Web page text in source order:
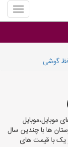
منوی
سایت
سال
گوشی
ها با چندین سال
یک با قیمت های